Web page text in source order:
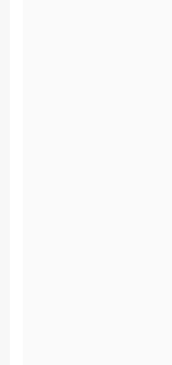
القرآن ويسوقها
المشركين،
ألوهيَّة الأرباب
بأيديهم.
لهذا الدين
أجمعين إنما هو
والآخرة،
العظيم بهذا
ٰ⁠تِ وَٱلۡأَرۡضِۖ قُل لِّلَّهِۚ